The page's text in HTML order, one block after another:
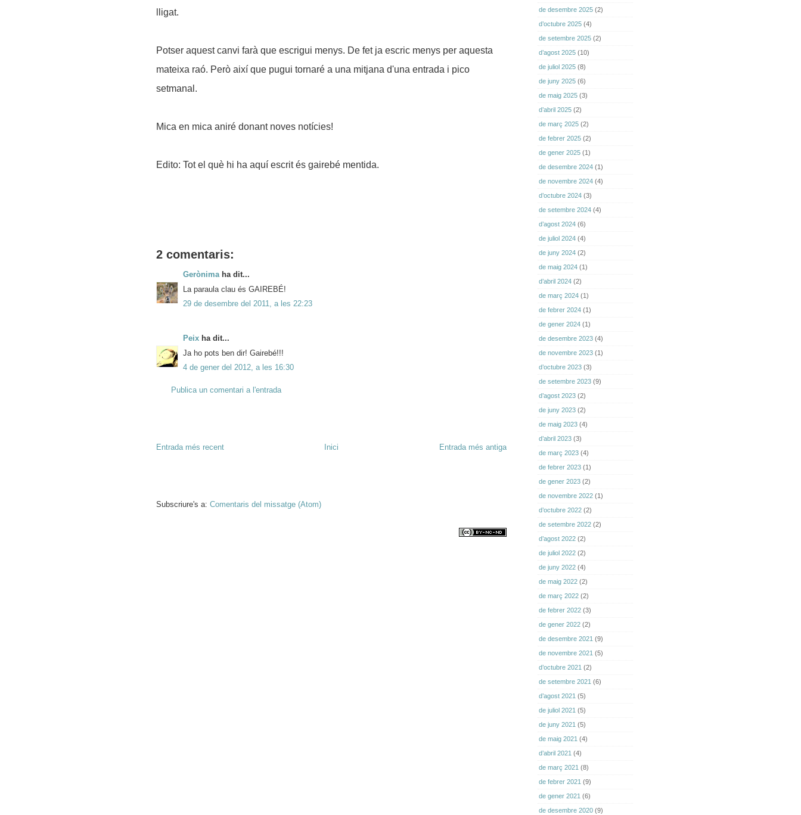
lligat.
Potser aquest canvi farà que escrigui menys. De fet ja escric menys per aquesta
mateixa raó. Però així que pugui tornaré a una mitjana d'una entrada i pico
setmanal.
Mica en mica aniré donant noves notícies!
Edito: Tot el què hi ha aquí escrit és gairebé mentida.
2 comentaris:
Gerònimaha dit...
La paraula clau és GAIREBÉ!
29 de desembre del 2011, a les 22:23
Peix ha dit...
Ja ho pots ben dir! Gairebé!!!
4 de gener del 2012, a les 16:30
Publica un comentari a l'entrada
Entrada més recent Entrada més antiga
Inici
Subscriure's a: Comentaris del missatge (Atom)
de desembre 2025 (2)
d’octubre 2025 (4)
de setembre 2025 (2)
d’agost 2025 (10)
de juliol 2025 (8)
de juny 2025 (6)
de maig 2025 (3)
d’abril 2025 (2)
de març 2025 (2)
de febrer 2025 (2)
de gener 2025 (1)
de desembre 2024 (1)
de novembre 2024 (4)
d’octubre 2024 (3)
de setembre 2024 (4)
d’agost 2024 (6)
de juliol 2024 (4)
de juny 2024 (2)
de maig 2024 (1)
d’abril 2024 (2)
de març 2024 (1)
de febrer 2024 (1)
de gener 2024 (1)
de desembre 2023 (4)
de novembre 2023 (1)
d’octubre 2023 (3)
de setembre 2023 (9)
d’agost 2023 (2)
de juny 2023 (2)
de maig 2023 (4)
d’abril 2023 (3)
de març 2023 (4)
de febrer 2023 (1)
de gener 2023 (2)
de novembre 2022 (1)
d’octubre 2022 (2)
de setembre 2022 (2)
d’agost 2022 (2)
de juliol 2022 (2)
de juny 2022 (4)
de maig 2022 (2)
de març 2022 (2)
de febrer 2022 (3)
de gener 2022 (2)
de desembre 2021 (9)
de novembre 2021 (5)
d’octubre 2021 (2)
de setembre 2021 (6)
d’agost 2021 (5)
de juliol 2021 (5)
de juny 2021 (5)
de maig 2021 (4)
d’abril 2021 (4)
de març 2021 (8)
de febrer 2021 (9)
de gener 2021 (6)
de desembre 2020 (9)